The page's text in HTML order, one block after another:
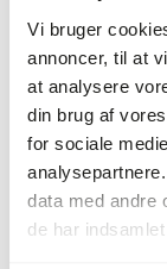
Vi bruger
annoncer, til at
at analysere
din brug af
for sociale
data med andre
de har
Om dette
Disse mus af
rovfugle,